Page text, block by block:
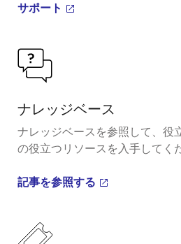
サポート
ナレッジベース
ナレッジベースを参照して、役
の役立つリソースを入手してく
記事を参照する